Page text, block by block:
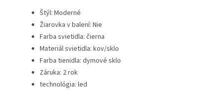
Štýl: Moderné
Žiarovka v balení: Nie
Farba svietidla: čierna
Materiál svietidla: kov/sklo
Farba tienidla: dymové sklo
Záruka: 2 rok
technológia: led